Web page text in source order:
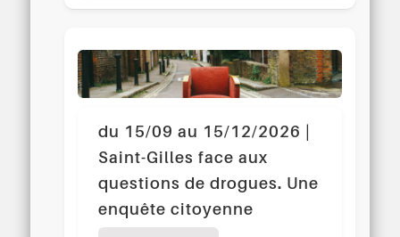
du 15/09 au 15/12/2026 |
Saint-Gilles face aux
questions de drogues. Une
enquête citoyenne